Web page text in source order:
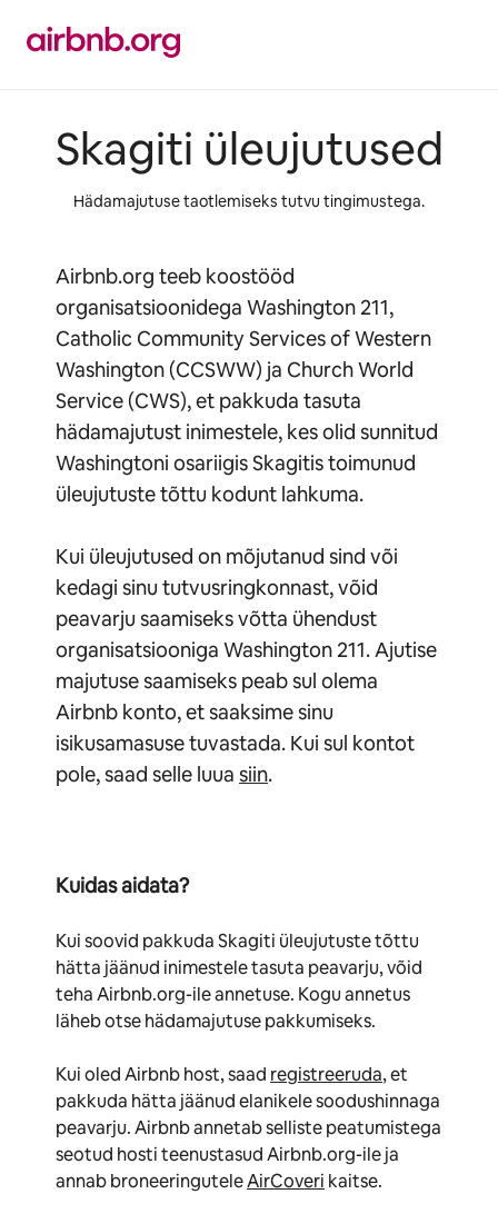
juurde
Skagiti üleujutused
Hädamajutuse taotlemiseks tutvu tingimustega.
Airbnb.org teeb koostööd
organisatsioonidega Washington 211,
Catholic Community Services of Western
Washington (CCSWW) ja Church World
Service (CWS), et pakkuda tasuta
hädamajutust inimestele, kes olid sunnitud
Washingtoni osariigis Skagitis toimunud
üleujutuste tõttu kodunt lahkuma.
Kui üleujutused on mõjutanud sind või
kedagi sinu tutvusringkonnast, võid
peavarju saamiseks võtta ühendust
organisatsiooniga Washington 211. Ajutise
majutuse saamiseks peab sul olema
Airbnb konto, et saaksime sinu
isikusamasuse tuvastada. Kui sul kontot
pole, saad selle luua siin.
Kuidas aidata?
Kui soovid pakkuda Skagiti üleujutuste tõttu
hätta jäänud inimestele tasuta peavarju, võid
teha Airbnb.org-ile annetuse. Kogu annetus
läheb otse hädamajutuse pakkumiseks.
Kui oled Airbnb host, saad registreeruda, et
pakkuda hätta jäänud elanikele soodushinnaga
peavarju. Airbnb annetab selliste peatumistega
seotud hosti teenustasud Airbnb.org-ile ja
annab broneeringuteleAirCoveri kaitse.